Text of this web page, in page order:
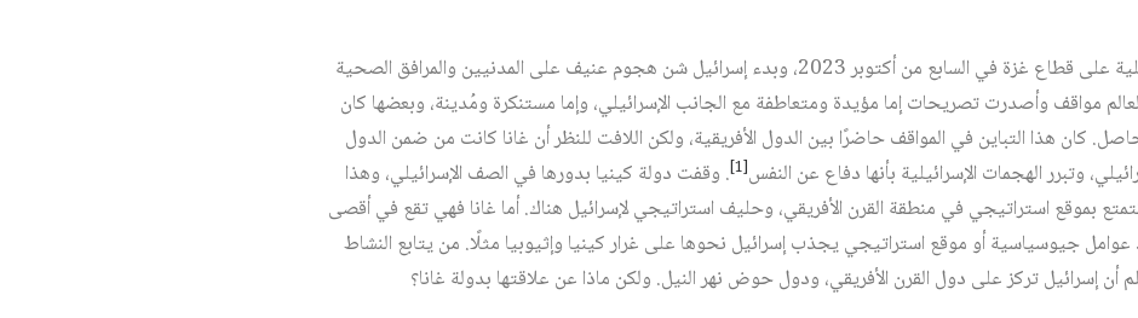
مع اندلاع الحرب الإسرائيلية على قطاع غزة في السابع من أكتوبر 2023، وبدء إسرائيل شن هجوم عنيف على المدنيين والمرافق الصحية
مواقف وأصدرت تصريحات إما مؤيدة ومتعاطفة مع الجانب الإسرائيلي، وإما مستنكرة ومُدينة، وبعضها كان
كان هذا التباين في المواقف حاضرًا بين الدول الأفريقية، ولكن اللافت للنظر أن غانا كانت من ضمن الدول
وتبرر الهجمات الإسرائيلية بأنها دفاع عن النفس‏[1] . وقفت دولة كينيا بدورها في الصف الإسرائيلي، وهذا
بموقع استراتيجي في منطقة القرن الأفريقي، وحليف استراتيجي لإسرائيل هناك. أما غانا فهي تقع في أقصى
عوامل جيوسياسية أو موقع استراتيجي يجذب إسرائيل نحوها على غرار كينيا وإثيوبيا مثلًا. من يتابع النشاط
أن إسرائيل تركز على دول القرن الأفريقي، ودول حوض نهر النيل. ولكن ماذا عن علاقتها بدولة غانا؟